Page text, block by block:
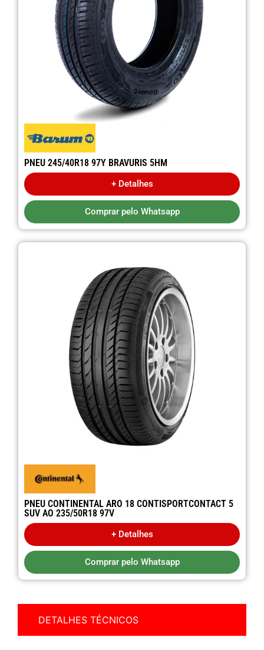
PNEU 245/40R18 97Y BRAVURIS 5HM
+ Detalhes
Comprar pelo Whatsapp
PNEU CONTINENTAL ARO 18 CONTISPORTCONTACT 5
SUV AO 235/50R18 97V
+ Detalhes
Comprar pelo Whatsapp
DETALHES TÉCNICOS